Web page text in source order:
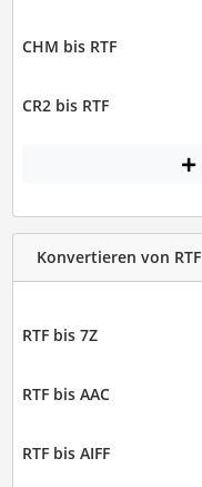
CHM bis RTF
CR2 bis RTF
Konvertieren von RTF
RTF bis 7Z
RTF bis AAC
RTF bis AIFF